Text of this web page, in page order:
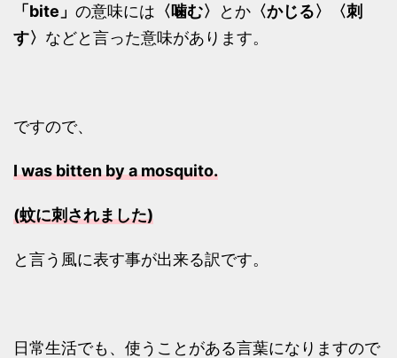
「bite」 の意味には 〈噛む〉 とか 〈かじる〉〈刺
す〉 などと言った意味があります。
ですので、
I was bitten by a mosquito.
(蚊に刺されました)
と言う風に表す事が出来る訳です。
日常生活でも、使うことがある言葉になりますので